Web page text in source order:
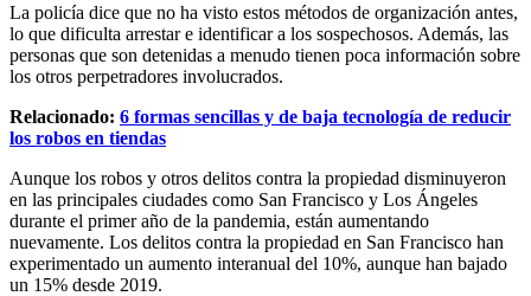
La policía dice que no ha visto estos métodos de organización antes,
lo que dificulta arrestar e identificar a los sospechosos. Además, las
personas que son detenidas a menudo tienen poca información sobre
los otros perpetradores involucrados.
Relacionado: 6 formas sencillas y de baja tecnología de reducir
los robos en tiendas
Aunque los robos y otros delitos contra la propiedad disminuyeron
en las principales ciudades como San Francisco y Los Ángeles
durante el primer año de la pandemia, están aumentando
nuevamente. Los delitos contra la propiedad en San Francisco han
experimentado un aumento interanual del 10%, aunque han bajado
un 15% desde 2019.